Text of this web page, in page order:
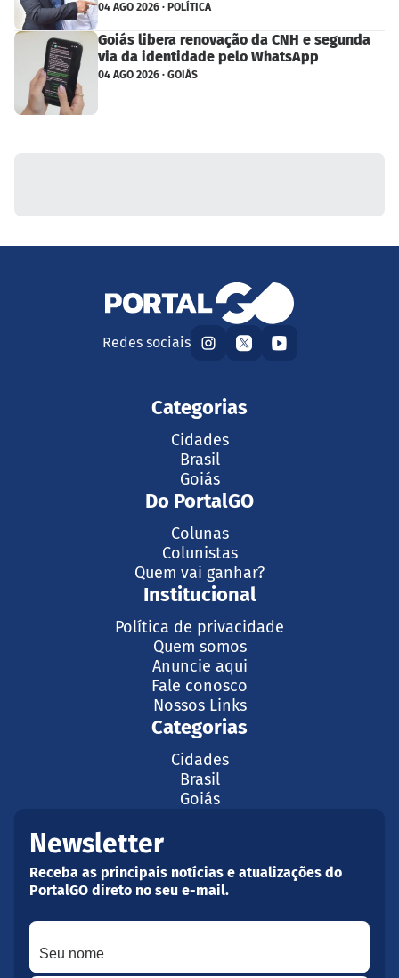
04 AGO 2026 · POLÍTICA
Goiás libera renovação da CNH e segunda
via da identidade pelo WhatsApp
04 AGO 2026 · GOIÁS
Redes sociais
Categorias
Cidades
Brasil
Goiás
Do PortalGO
Colunas
Colunistas
Quem vai ganhar?
Institucional
Política de privacidade
Quem somos
Anuncie aqui
Fale conosco
Nossos Links
Categorias
Cidades
Brasil
Goiás
Newsletter
Receba as principais notícias e atualizações do
PortalGO direto no seu e-mail.
Seu nome